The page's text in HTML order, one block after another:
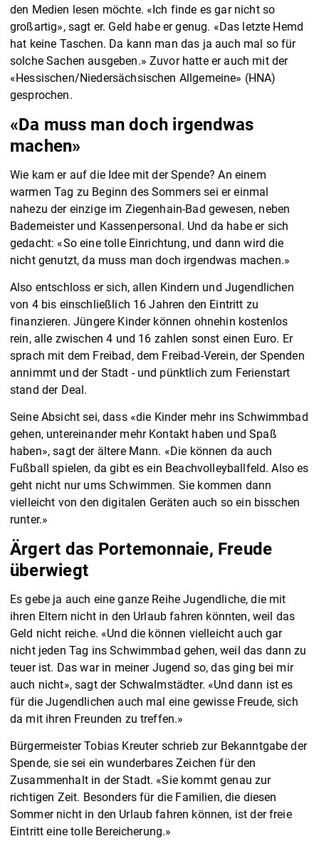
den Medien lesen möchte. «Ich finde es gar nicht so
großartig», sagt er. Geld habe er genug. «Das letzte Hemd
hat keine Taschen. Da kann man das ja auch mal so für
solche Sachen ausgeben.» Zuvor hatte er auch mit der
«Hessischen/Niedersächsischen Allgemeine» (HNA)
gesprochen.
«Da muss man doch irgendwas
machen»
Wie kam er auf die Idee mit der Spende? An einem
warmen Tag zu Beginn des Sommers sei er einmal
nahezu der einzige im Ziegenhain-Bad gewesen, neben
Bademeister und Kassenpersonal. Und da habe er sich
gedacht: «So eine tolle Einrichtung, und dann wird die
nicht genutzt, da muss man doch irgendwas machen.»
Also entschloss er sich, allen Kindern und Jugendlichen
von 4 bis einschließlich 16 Jahren den Eintritt zu
finanzieren. Jüngere Kinder können ohnehin kostenlos
rein, alle zwischen 4 und 16 zahlen sonst einen Euro. Er
sprach mit dem Freibad, dem Freibad-Verein, der Spenden
annimmt und der Stadt - und pünktlich zum Ferienstart
stand der Deal.
Seine Absicht sei, dass «die Kinder mehr ins Schwimmbad
gehen, untereinander mehr Kontakt haben und Spaß
haben», sagt der ältere Mann. «Die können da auch
Fußball spielen, da gibt es ein Beachvolleyballfeld. Also es
geht nicht nur ums Schwimmen. Sie kommen dann
vielleicht von den digitalen Geräten auch so ein bisschen
runter.»
Ärgert das Portemonnaie, Freude
überwiegt
Es gebe ja auch eine ganze Reihe Jugendliche, die mit
ihren Eltern nicht in den Urlaub fahren könnten, weil das
Geld nicht reiche. «Und die können vielleicht auch gar
nicht jeden Tag ins Schwimmbad gehen, weil das dann zu
teuer ist. Das war in meiner Jugend so, das ging bei mir
auch nicht», sagt der Schwalmstädter. «Und dann ist es
für die Jugendlichen auch mal eine gewisse Freude, sich
da mit ihren Freunden zu treffen.»
Bürgermeister Tobias Kreuter schrieb zur Bekanntgabe der
Spende, sie sei ein wunderbares Zeichen für den
Zusammenhalt in der Stadt. «Sie kommt genau zur
richtigen Zeit. Besonders für die Familien, die diesen
Sommer nicht in den Urlaub fahren können, ist der freie
Eintritt eine tolle Bereicherung.»